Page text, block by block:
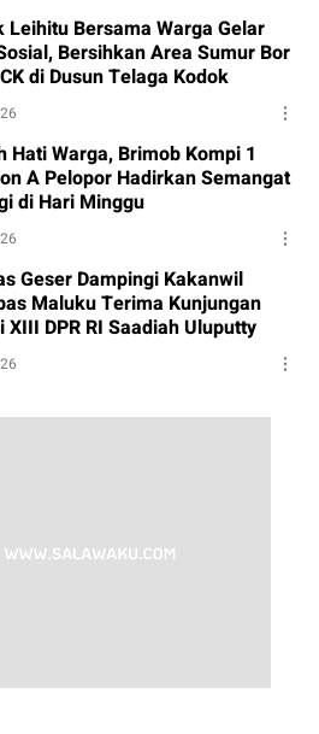
Leihitu Bersama Warga Gelar
Bersihkan Area Sumur Bor
di Dusun Telaga Kodok
Hati Warga, Brimob Kompi 1
A Pelopor Hadirkan Semangat
di Hari Minggu
Geser Dampingi Kakanwil
Maluku Terima Kunjungan
XIII DPR RI Saadiah Uluputty